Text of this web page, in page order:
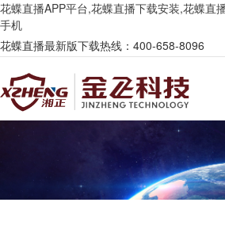
花蝶直播APP平台,花蝶直播下载安装,花蝶直
手机
花蝶直播最新版下载热线：400-658-8096